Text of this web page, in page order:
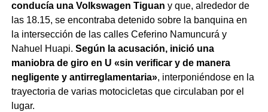
conducía una Volkswagen Tiguan y que, alrededor de
las 18.15, se encontraba detenido sobre la banquina en
la intersección de las calles Ceferino Namuncurá y
Nahuel Huapi. Según la acusación, inició una
maniobra de giro en U «sin verificar y de manera
negligente y antirreglamentaria», interponiéndose en la
trayectoria de varias motocicletas que circulaban por el
lugar.